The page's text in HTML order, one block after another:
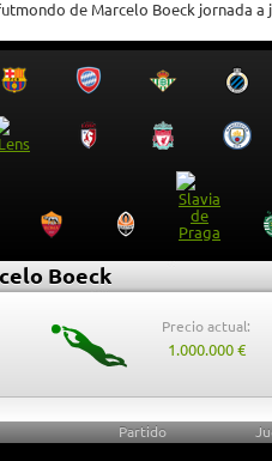
de Marcelo Boeck jornada a
Boeck
Precio actual:
1.000.000 €
Partido